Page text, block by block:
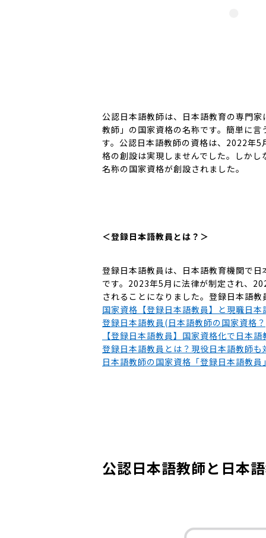
公認日本語教師は、日本語教育の専門
教師」の国家資格の名称です。簡単に
す。公認日本語教師の資格は、2022年
格の創設は実現しませんでした。しか
名称の国家資格が創設されました。
＜登録日本語教員とは？＞
登録日本語教員は、日本語教育機関で
です。2023年5月に法律が制定され、
されることになりました。登録日本語
国家資格【登録日本語教員】と現職日
登録日本語教員(日本語教師の国家資格
【登録日本語教員】国家資格化で日本
登録日本語教員とは？現役日本語教師
日本語教師の国家資格「登録日本語教員
公認日本語教師と日本